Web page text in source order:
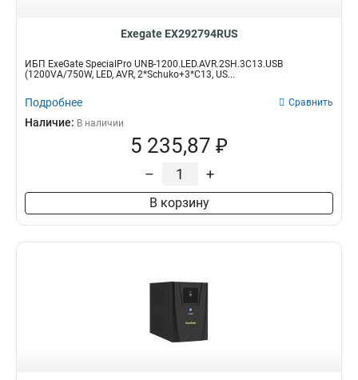
Exegate EX292794RUS
ИБП ExeGate SpecialPro UNB-1200.LED.AVR.2SH.3C13.USB
(1200VA/750W, LED, AVR, 2*Schuko+3*C13, US...
Подробнее Сравнить
Наличие: В наличии
5 235,87 ₽
– +
В корзину